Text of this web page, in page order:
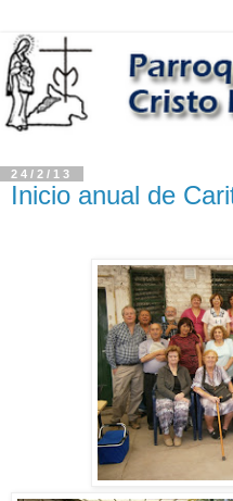
24/2/13
Inicio anual de